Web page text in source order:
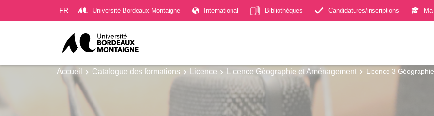
FR Université Bordeaux Montaigne International Bibliothèques Candidatures/inscriptions Ma
Accueil Catalogue des formations Licence Licence Géographie et Aménagement Licence 3